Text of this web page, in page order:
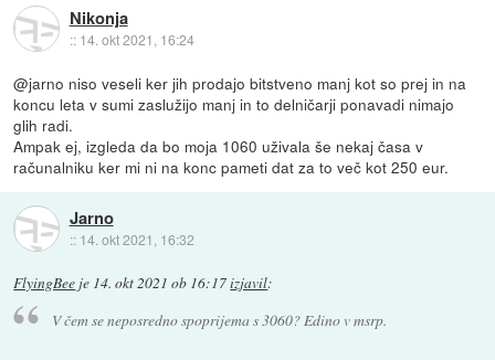
Nikonja
:: 14. okt 2021, 16:24
@jarno niso veseli ker jih prodajo bitstveno manj kot so prej in na
koncu leta v sumi zaslužijo manj in to delničarji ponavadi nimajo
glih radi.
Ampak ej, izgleda da bo moja 1060 uživala še nekaj časa v
računalniku ker mi ni na konc pameti dat za to več kot 250 eur.
Jarno
:: 14. okt 2021, 16:32
FlyingBee je 14. okt 2021 ob 16:17izjavil:
V čem se neposredno spoprijema s 3060? Edino v msrp.